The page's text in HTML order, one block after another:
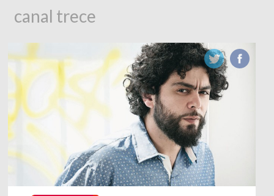
canal trece